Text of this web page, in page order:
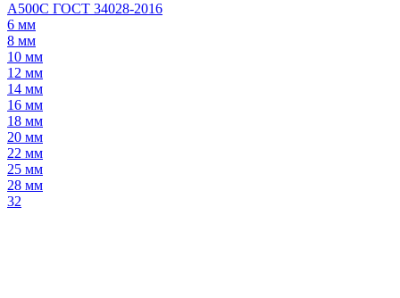
А500С ГОСТ 34028-2016
6 мм
8 мм
10 мм
12 мм
14 мм
16 мм
18 мм
20 мм
22 мм
25 мм
28 мм
32